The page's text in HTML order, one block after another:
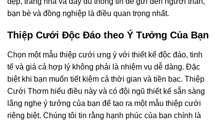
bạn bè và đồng nghiệp là điều quan trọng nhất.
Thiệp Cưới Độc Đáo theo Ý Tưởng Của Bạn
Chọn một mẫu thiệp cưới ưng ý với thiết kế độc đáo, tinh
tế và giá cả hợp lý không phải là nhiệm vụ dễ dàng. Đặc
biệt khi bạn muốn tiết kiệm cả thời gian và tiền bạc. Thiệp
Cưới Thơm hiểu điều này và có đội ngũ thiết kế sẵn sàng
lắng nghe ý tưởng của bạn để tạo ra một mẫu thiệp cưới
riêng biệt. Chúng tôi tin rằng hạnh phúc của bạn chính là